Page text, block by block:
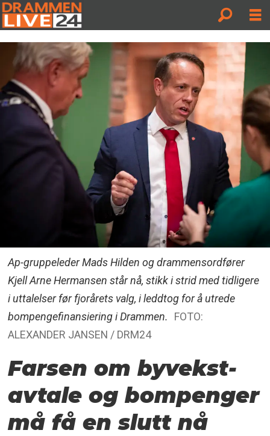
Ap-gruppeleder Mads Hilden og drammensordfører
Kjell Arne Hermansen står nå, stikk i strid med tidligere
i uttalelser før fjorårets valg, i leddtog for å utrede
bompengefinansiering i Drammen.
FOTO:
ALEXANDER JANSEN / DRM24
Farsen om byvekst­
avtale og bompenger
må få en slutt nå